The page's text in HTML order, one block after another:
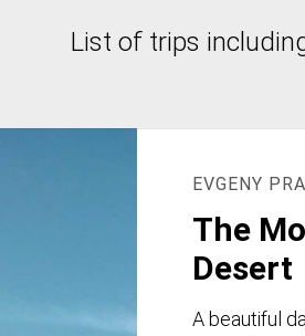
List of trips
EVGENY
The
Desert
A beautiful